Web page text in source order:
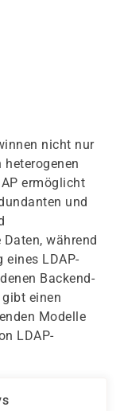
nicht nur
ermöglicht
und
während
eines LDAP-
Backend-
einen
Modelle
LDAP-